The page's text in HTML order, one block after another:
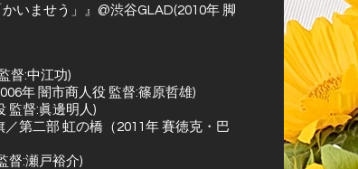
いませう」』@渋谷GLAD(2010年 脚
督:中江功)
年 闇市商人役 監督:篠原哲雄)
監督:眞邊明人)
／第二部 虹の橋（2011年 賽徳克・巴
督:瀬戸裕介)